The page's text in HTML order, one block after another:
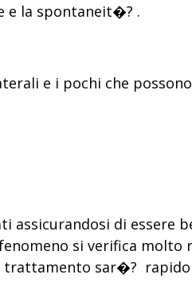
e la spontaneit�? .
e i pochi che
di essere
si verifica
trattamento sar�? rapido